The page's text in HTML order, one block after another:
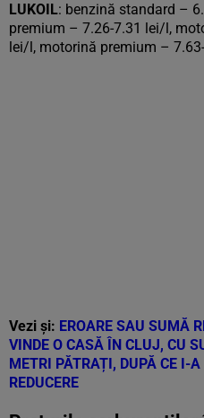
LUKOIL: benzină standard –
premium – 7.26-7.31 lei/l,
lei/l, motorină premium –
Vezi și: EROARE SAU SUMĂ
VINDE O CASĂ ÎN CLUJ, CU
METRI PĂTRAȚI, DUPĂ CE I-
REDUCERE